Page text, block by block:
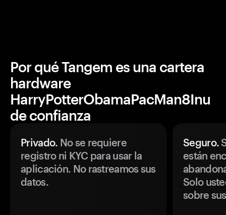
Por qué Tangem es una cartera
hardware
HarryPotterObamaPacMan8Inu
de confianza
Privado. No se requiere
registro ni KYC para usar la
aplicación. No rastreamos sus
datos.
Seguro.
están
Solo
sobre